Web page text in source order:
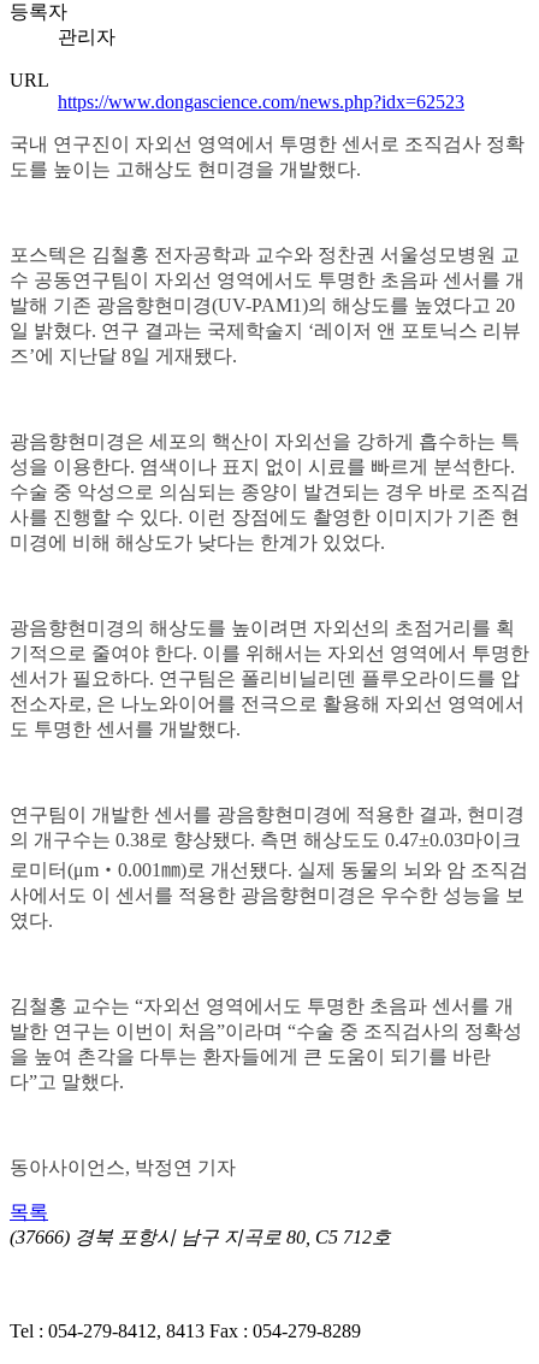
등록자
관리자
URL
https://www.dongascience.com/news.php?idx=62523
국내 연구진이 자외선 영역에서 투명한 센서로 조직검사 정확
도를 높이는 고해상도 현미경을 개발했다.
포스텍은 김철홍 전자공학과 교수와 정찬권 서울성모병원 교
수 공동연구팀이 자외선 영역에서도 투명한 초음파 센서를 개
발해 기존 광음향현미경(UV-PAM1)의 해상도를 높였다고 20
일 밝혔다. 연구 결과는 국제학술지 ‘레이저 앤 포토닉스 리뷰
즈’에 지난달 8일 게재됐다.
광음향현미경은 세포의 핵산이 자외선을 강하게 흡수하는 특
성을 이용한다. 염색이나 표지 없이 시료를 빠르게 분석한다.
수술 중 악성으로 의심되는 종양이 발견되는 경우 바로 조직검
사를 진행할 수 있다. 이런 장점에도 촬영한 이미지가 기존 현
미경에 비해 해상도가 낮다는 한계가 있었다.
광음향현미경의 해상도를 높이려면 자외선의 초점거리를 획
기적으로 줄여야 한다. 이를 위해서는 자외선 영역에서 투명한
센서가 필요하다. 연구팀은 폴리비닐리덴 플루오라이드를 압
전소자로, 은 나노와이어를 전극으로 활용해 자외선 영역에서
도 투명한 센서를 개발했다.
연구팀이 개발한 센서를 광음향현미경에 적용한 결과, 현미경
의 개구수는 0.38로 향상됐다. 측면 해상도도 0.47±0.03마이크
로미터(μm‧0.001㎜)로 개선됐다. 실제 동물의 뇌와 암 조직검
사에서도 이 센서를 적용한 광음향현미경은 우수한 성능을 보
였다.
김철홍 교수는 “자외선 영역에서도 투명한 초음파 센서를 개
발한 연구는 이번이 처음”이라며 “수술 중 조직검사의 정확성
을 높여 촌각을 다투는 환자들에게 큰 도움이 되기를 바란
다”고 말했다.
동아사이언스, 박정연 기자
목록
(37666) 경북 포항시 남구 지곡로 80, C5 712호
Tel : 054-279-8412, 8413 Fax : 054-279-8289